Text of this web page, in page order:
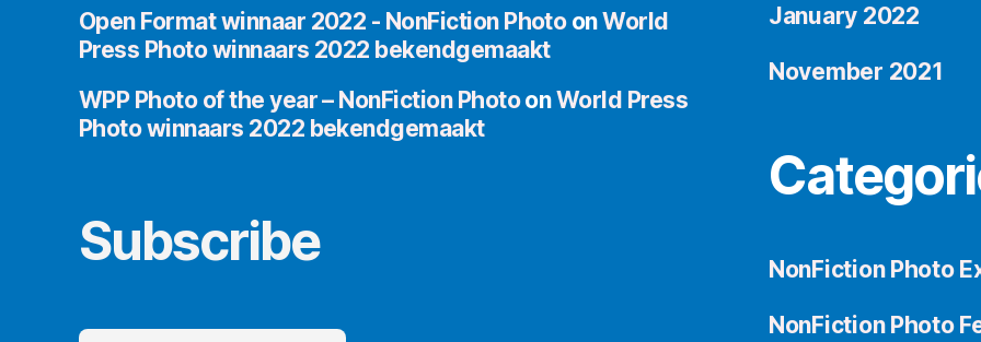
Open Format winnaar 2022 - NonFiction PhotoonWorld
Press Photo winnaars 2022 bekendgemaakt
WPP Photo of the year – NonFiction PhotoonWorld Press
Photo winnaars 2022 bekendgemaakt
Subscribe
January 2022
November 2021
NonFiction Photo
NonFiction Photo